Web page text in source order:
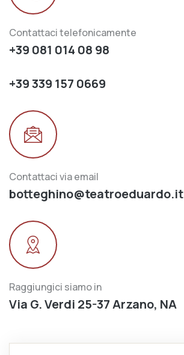
Contattaci telefonicamente
+39 081 014 08 98
+39 339 157 0669
Contattaci via email
botteghino@teatroeduardo.it
Raggiungici siamo in
Via G. Verdi 25-37 Arzano, NA